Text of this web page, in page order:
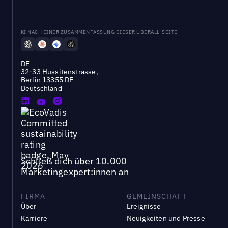
KI NACH EINER ZUSAMMENFASSUNG DIESER UBERALL-SEITE
DE
32-33 Hussitenstrasse,
Berlin 13355 DE
Deutschland
Schließ dich über 10.000
Marketingexpert:innen an
FIRMA
Über
Karriere
GEMEINSCHAFT
Ereignisse
Neuigkeiten und Presse